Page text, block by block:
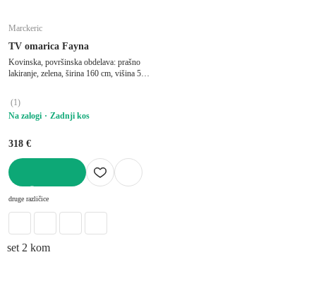
Marckeric
TV omarica Fayna
Kovinska, površinska obdelava: prašno
lakiranje, zelena, širina 160 cm, višina 50
(1)
Na zalogi
Zadnji kos
318 €
druge različice
set 2 kom